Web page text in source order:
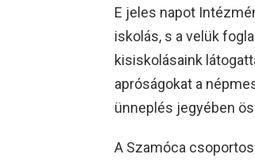
E jeles napot
iskolás, s a velük
kisiskolásaink
apróságokat a
ünneplés jegyében
A Szamóca